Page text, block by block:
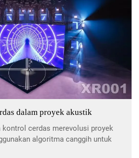
dalam proyek akustik
kontrol cerdas merevolusi proyek
algoritma canggih untuk
Pelajari tentang fitur kunci, aplikasi,